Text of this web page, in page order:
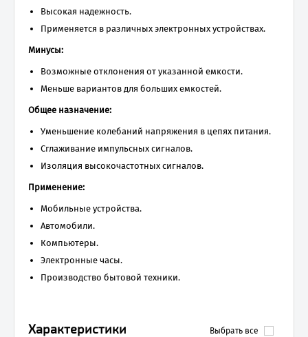
Выбрать все
Характеристики
Высокая надежность.
Применяется в различных электронных устройствах.
Минусы:
Возможные отклонения от указанной емкости.
Меньше вариантов для больших емкостей.
Общее назначение:
Уменьшение колебаний напряжения в цепях питания.
Сглаживание импульсных сигналов.
Изоляция высокочастотных сигналов.
Применение:
Мобильные устройства.
Автомобили.
Компьютеры.
Электронные часы.
Производство бытовой техники.